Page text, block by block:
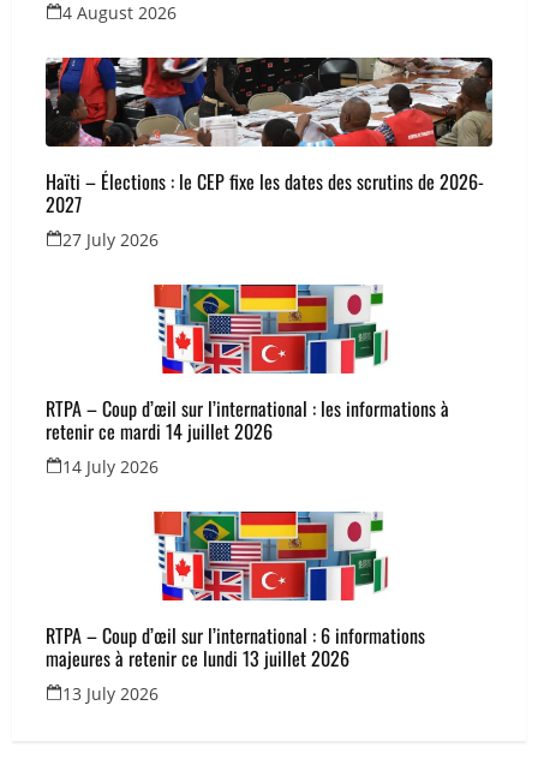
4 August 2026
Haïti – Élections : le CEP fixe les dates des scrutins de 2026-
2027
27 July 2026
RTPA – Coup d’œil sur l’international : les informations à
retenir ce mardi 14 juillet 2026
14 July 2026
RTPA – Coup d’œil sur l’international : 6 informations
majeures à retenir ce lundi 13 juillet 2026
13 July 2026